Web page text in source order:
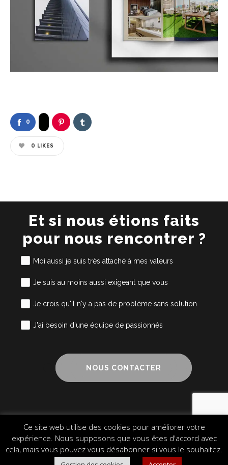
0
0 LIKES
Et si nous étions faits
pour nous rencontrer ?
Moi aussi je suis très attaché à mes valeurs
Je suis au moins aussi exigeant que vous
Je crois qu'il n'y a pas de problème sans solution
J'ai besoin d'une équipe de passionnés
NOUS CONTACTER
Mentions légales Cookies
Plan du site
© 2024 Alliance Cube – Design & Communication
Ce site web utilise des cookies pour améliorer votre
expérience. Nous supposons que vous êtes d'accord avec
cela, mais vous pouvez vous désabonner si vous le souhaitez.